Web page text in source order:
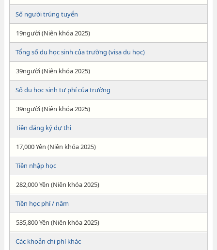
Số người trúng tuyển
19người (Niên khóa 2025)
Tổng số du học sinh của trường (visa du học)
39người (Niên khóa 2025)
Số du học sinh tư phí của trường
39người (Niên khóa 2025)
Tiền đăng ký dự thi
17,000 Yên (Niên khóa 2025)
Tiền nhập học
282,000 Yên (Niên khóa 2025)
Tiền học phí / năm
535,800 Yên (Niên khóa 2025)
Các khoản chi phí khác